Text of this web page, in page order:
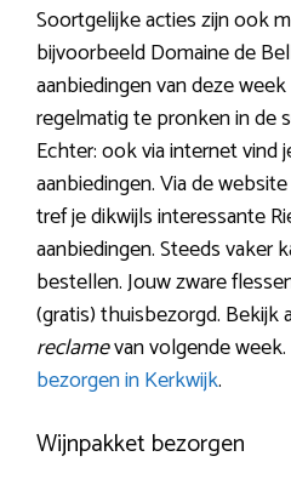
Soortgelijke acties zijn ook
bijvoorbeeld Domaine de
aanbiedingen van deze
regelmatig te pronken in de
Echter: ook via internet vind
aanbiedingen. Via de
tref je dikwijls interessante
aanbiedingen. Steeds vaker
bestellen. Jouw zware
(gratis) thuisbezorgd. Bekijk
reclamevan volgende
bezorgen in Kerkwijk.
Wijnpakket bezorgen